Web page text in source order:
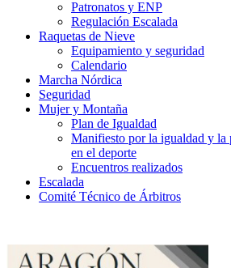
Patronatos y ENP
Regulación Escalada
Raquetas de Nieve
Equipamiento y seguridad
Calendario
Marcha Nórdica
Seguridad
Mujer y Montaña
Plan de Igualdad
Manifiesto por la igualdad y la
en el deporte
Encuentros realizados
Escalada
Comité Técnico de Árbitros